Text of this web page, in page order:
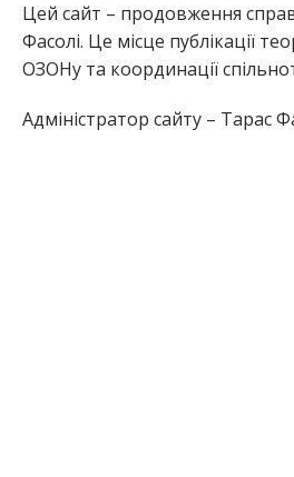
Цей сайт – продовження
Фасолі. Це місце публікації
ОЗОНу та координації
Адміністратор сайту – Тарас